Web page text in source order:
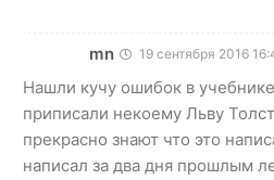
mn 19 сентября 2016
Нашли кучу ошибок в
приписали некоему Льву
прекрасно знают что это
написал за два дня прошлым